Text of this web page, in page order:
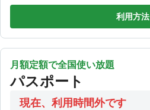
利用方法
月額定額で全国使い放題
パスポート
現在、利用時間外です